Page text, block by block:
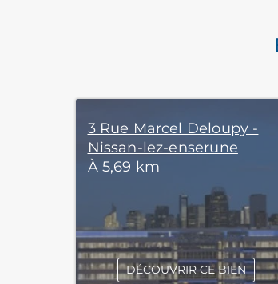
3 Rue Marcel Deloupy -
Nissan-lez-enserune
À 5,69 km
DÉCOUVRIR CE BIEN